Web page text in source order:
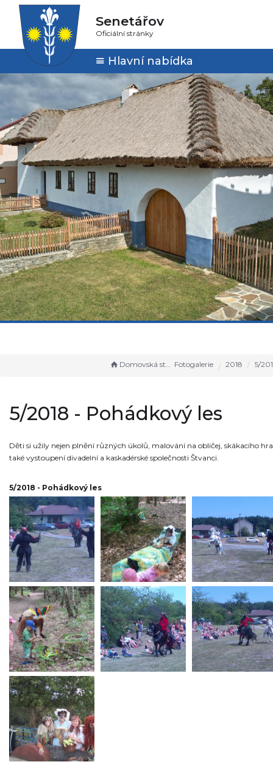
Senetářov
Oficiální stránky
Hlavní nabídka
Domovská stránka Fotogalerie 2018 5/2018 -
5/2018 - Pohádkový les
Děti si užily nejen plnění různých úkolů, malování na obličej, skákacího
také vystoupení divadelní a kaskadérské společnosti Štvanci.
5/2018 - Pohádkový les